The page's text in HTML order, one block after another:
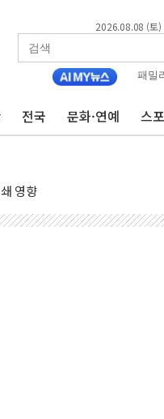
2026.08.08 (토)
패밀
전국 문화·연예 스
600 지수는 나흘 연속